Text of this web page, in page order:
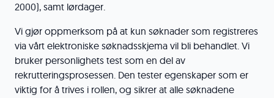
2000), samt lørdager.
Vi gjør oppmerksom på at kun søknader som registreres
via vårt elektroniske søknadsskjema vil bli behandlet. Vi
bruker personlighets test som en del av
rekrutteringsprosessen. Den tester egenskaper som er
viktig for å trives i rollen, og sikrer at alle søknadene